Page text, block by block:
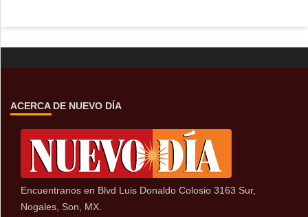
ACERCA DE NUEVO DÍA
Encuentranos en Blvd Luis Donaldo Colosio 3163 Sur,
Nogales, Son, MX.